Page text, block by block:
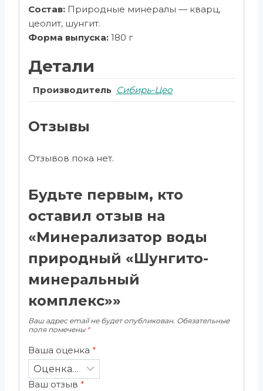
Состав: Природные минералы — кварц,
цеолит, шунгит.
Форма выпуска: 180 г
Детали
Производитель Сибирь-Цео
Отзывы
Отзывов пока нет.
Будьте первым, кто
оставил отзыв на
«Минерализатор воды
природный «Шунгито-
минеральный
комплекс»»
Ваш адрес email не будет опубликован. Обязательные
поля помечены *
Ваша оценка *
Ваш отзыв *